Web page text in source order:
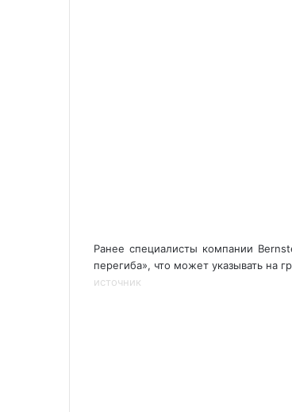
Ранее специалисты компании
перегиба», что может указывать на
источник